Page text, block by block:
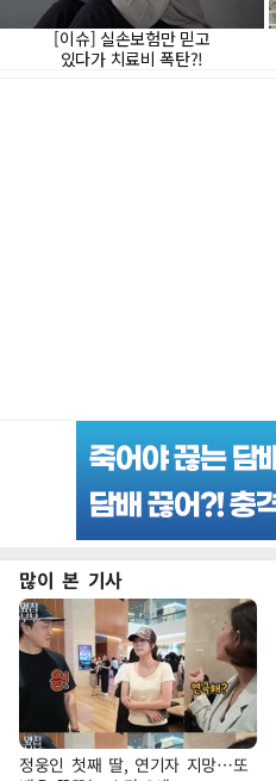
많이 본 기사
정웅인 첫째 딸, 연기자 지망…또